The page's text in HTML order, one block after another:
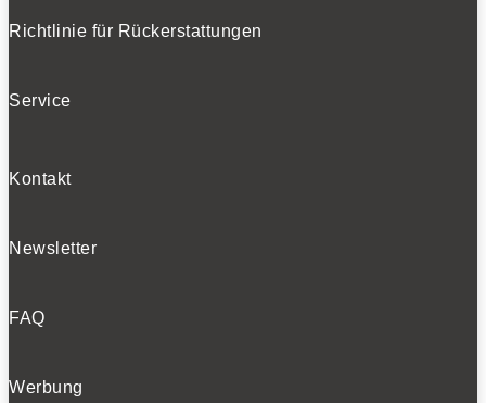
SOCIALS
Folgen
BELIEBTE NEWS
Richtlinie für Rückerstattungen
Service
Kontakt
Newsletter
FAQ
Werbung